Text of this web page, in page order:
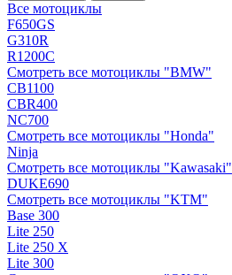
Все мотоциклы
F650GS
G310R
R1200C
Смотреть все мотоциклы "BMW"
CB1100
CBR400
NC700
Смотреть все мотоциклы "Honda"
Ninja
Смотреть все мотоциклы "Kawasaki"
DUKE690
Смотреть все мотоциклы "KTM"
Base 300
Lite 250
Lite 250 X
Lite 300